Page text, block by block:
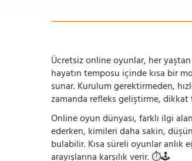
Ücretsiz online oyunlar, her
hayatın temposu içinde kısa bir
sunar. Kurulum gerektirmeden,
zamanda refleks geliştirme,
Online oyun dünyası, farklı ilgi
ederken, kimileri daha sakin,
bulabilir. Kısa süreli oyunlar anlık